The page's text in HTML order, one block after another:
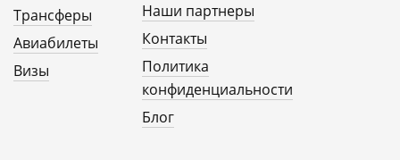
Трансферы
Авиабилеты
Визы
Наши партнеры
Контакты
Политика
конфиденциальности
Блог